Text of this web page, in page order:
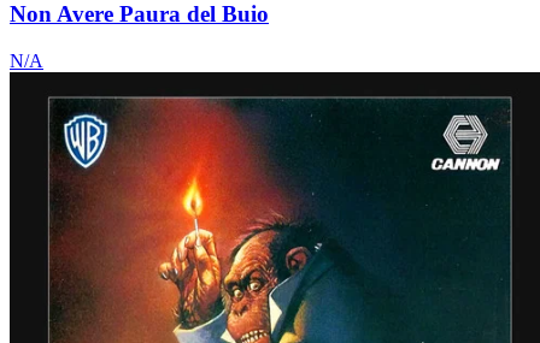
Non Avere Paura del Buio
N/A